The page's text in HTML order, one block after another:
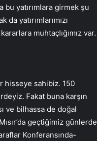
yatırımlara girmek şu
yatırımlarımızı
muhtaçlığımız var.
hisseye sahibiz. 150
Fakat buna karşın
ve bilhassa de doğal
geçtiğimiz günlerde
Konferansında-